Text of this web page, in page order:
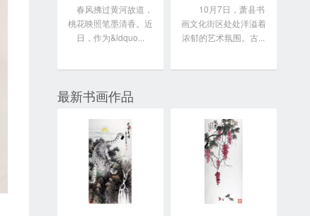
春风拂过黄河故道，
桃花映照笔墨清香。近
日，作为&ldquo...
10月7日，萧县书
画文化街区处处洋溢着
浓郁的艺术氛围。古...
最新书画作品